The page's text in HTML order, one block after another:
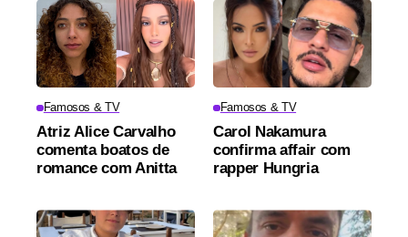
Famosos & TV
Atriz Alice Carvalho
comenta boatos de
romance com Anitta
Famosos & TV
Carol Nakamura
confirma affair com
rapper Hungria